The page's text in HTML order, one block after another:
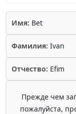
Имя: Bet
Фамилия: Ivan
Отчество: Efim
Прежде чем
пожалуйста,